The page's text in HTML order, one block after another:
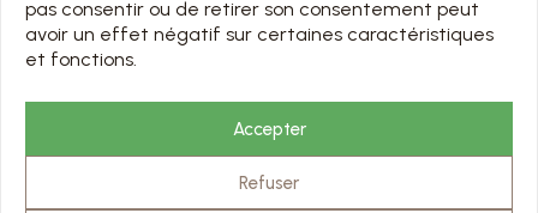
pas consentir ou de retirer son consentement peut
avoir un effet négatif sur certaines caractéristiques
et fonctions.
Accepter
Refuser
Chargement en cours…
VISITER